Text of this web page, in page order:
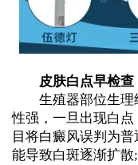
皮肤白点早检查
生殖器部位生理
性强，一旦出现白
目将白癜风误判为
能导致白斑逐渐扩